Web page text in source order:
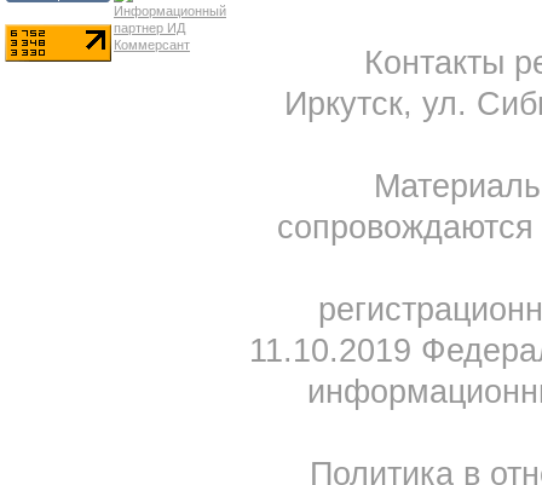
Контакты
Иркутск, ул.
11.10.2019
Политика в